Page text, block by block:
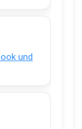
und